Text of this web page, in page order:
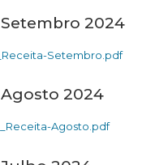
2024
Setembro.pdf
2024
Agosto.pdf